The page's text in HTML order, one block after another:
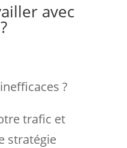
avec
?
trafic et
stratégie